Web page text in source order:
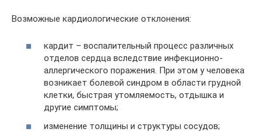
Возможные кардиологические отклонения:
кардит – воспалительный процесс различных
отделов сердца вследствие инфекционно-
аллергического поражения. При этом у человека
возникает болевой синдром в области грудной
клетки, быстрая утомляемость, отдышка и
другие симптомы;
изменение толщины и структуры сосудов;